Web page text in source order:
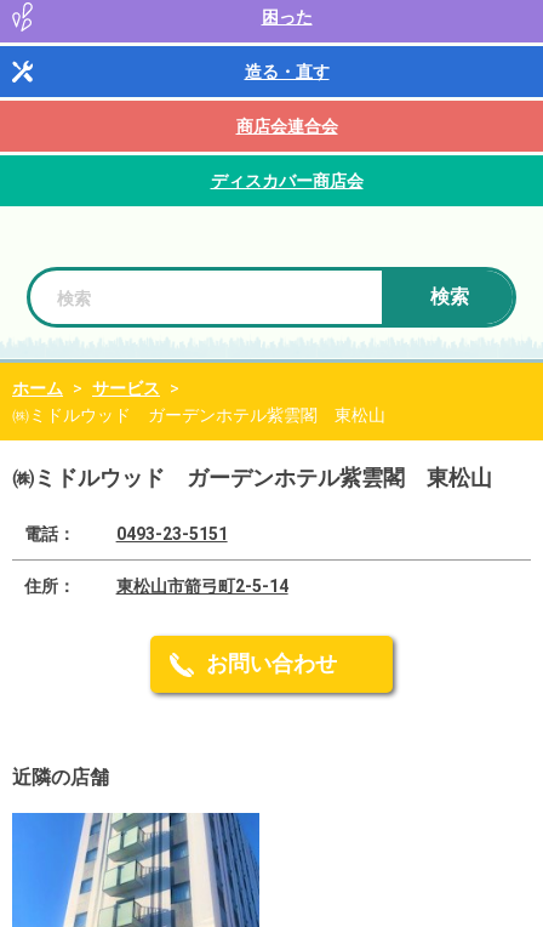
困った
造る・直す
商店会連合会
ディスカバー商店会
検索
ホーム > サービス
>
㈱ミドルウッド ガーデンホテル紫雲閣 東松山
㈱ミドルウッド ガーデンホテル紫雲閣 東松山
電話： 0493-23-5151
住所： 東松山市箭弓町2-5-14
お問い合わせ
近隣の店舗